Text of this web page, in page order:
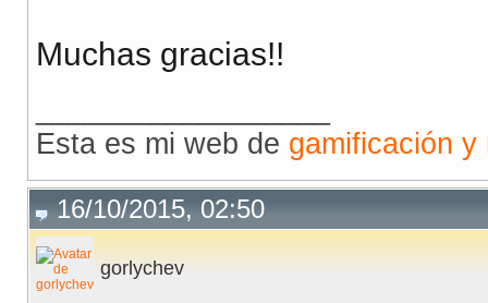
Muchas gracias!!
Esta es mi web de gamificación y
16/10/2015, 02:50
gorlychev